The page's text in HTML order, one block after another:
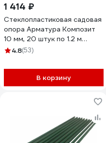
1 414 ₽
Стеклопластиковая садовая
опора Арматура Композит
10 мм, 20 штук по 1.2 м
4660228920434
4.8(53)
В корзину